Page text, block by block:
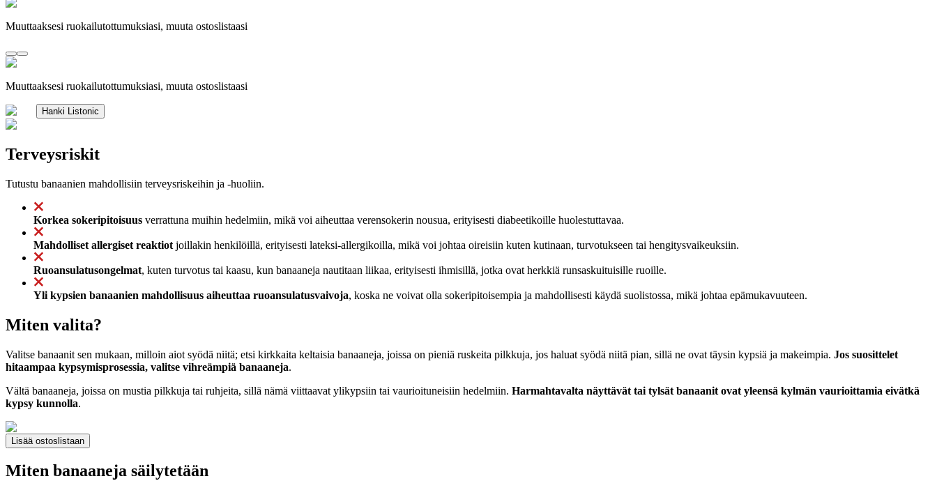
Muuttaaksesi ruokailutottumuksiasi, muuta ostoslistaasi
Muuttaaksesi ruokailutottumuksiasi, muuta ostoslistaasi
Hanki Listonic
Terveysriskit
Tutustu banaanien mahdollisiin terveysriskeihin ja -huoliin.
Korkea sokeripitoisuus verrattuna muihin hedelmiin, mikä voi aiheuttaa verensokerin nousua, erityisesti diabeetikoille huolestuttavaa.
Mahdolliset allergiset reaktiot joillakin henkilöillä, erityisesti lateksi-allergikoilla, mikä voi johtaa oireisiin kuten kutinaan, turvotukseen tai hengitysvaikeuksiin.
Ruoansulatusongelmat, kuten turvotus tai kaasu, kun banaaneja nautitaan liikaa, erityisesti ihmisillä, jotka ovat herkkiä runsaskuituisille ruoille.
Yli kypsien banaanien mahdollisuus aiheuttaa ruoansulatusvaivoja, koska ne voivat olla sokeripitoisempia ja mahdollisesti käydä suolistossa, mikä johtaa epämukavuuteen.
Miten valita?
Valitse banaanit sen mukaan, milloin aiot syödä niitä; etsi kirkkaita keltaisia banaaneja, joissa on pieniä ruskeita pilkkuja, jos haluat syödä niitä pian, sillä ne ovat täysin kypsiä ja makeimpia. Jos suosittelet
hitaampaa kypsymisprosessia, valitse vihreämpiä banaaneja.
Vältä banaaneja, joissa on mustia pilkkuja tai ruhjeita, sillä nämä viittaavat ylikypsiin tai vaurioituneisiin hedelmiin. Harmahtavalta näyttävät tai tylsät banaanit ovat yleensä kylmän vaurioittamia eivätkä
kypsy kunnolla.
Lisää ostoslistaan
Miten banaaneja säilytetään